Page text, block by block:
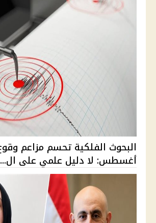
أغسطس: لا دليل علمي على ال...